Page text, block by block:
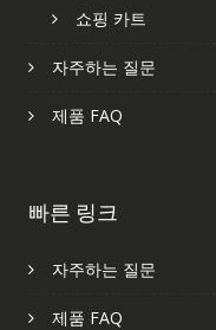
쇼핑 카트
자주하는 질문
제품 FAQ
빠른 링크
자주하는 질문
제품 FAQ